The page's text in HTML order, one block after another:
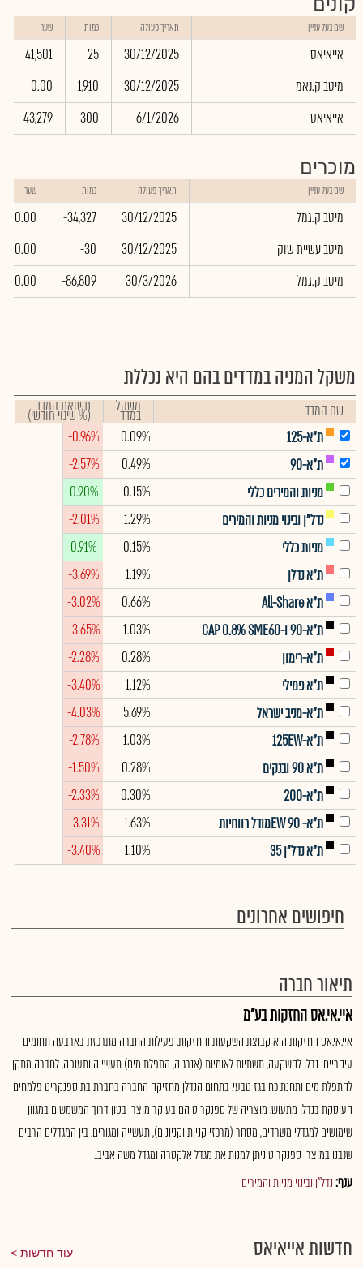
שם בעל עניין תאריך פעולה כמות שער
אייאיאס 30/12/2025
25
41,501
מיטב ק.נאמ
30/12/2025
1,910
0.00
אייאיאס
6/1/2026
300
43,279
מוכרים
שם בעל עניין תאריך פעולה כמות שער
מיטב ק.גמל 30/12/2025
-34,327
0.00
מיטב עשיית שוק
30/12/2025
-30
0.00
מיטב ק.גמל
30/3/2026
-86,809
0.00
משקל המניה במדדים בהם היא נכללת
שם המדד משקל
במדד תשואת המדד
(% שינוי חודשי)
ת"א-125
0.09%
-0.96%
ת"א-90
0.49%
-2.57%
מניות והמירים כללי
0.15%
0.90%
נדל"ן ובינוי מניות והמירים
1.29%
-2.01%
מניות כללי
0.15%
0.91%
ת"א נדלן
1.19%
-3.69%
ת"א All-Share
0.66%
-3.02%
ת"א-90 ו-CAP 0.8% SME60
1.03%
-3.65%
ת"א-רימון
0.28%
-2.28%
ת"א פמילי
1.12%
-3.40%
ת"א-מניב ישראל
5.69%
-4.03%
ת"א-125EW
1.03%
-2.78%
ת"א 90 ובנקים
0.28%
-1.50%
ת"א-200
0.30%
-2.33%
ת"א- EW 90מודל רווחיות
1.63%
-3.31%
ת"א נדל"ן 35
1.10%
-3.40%
חיפושים אחרונים
תיאור חברה
איי.אי.אס החזקות בע"מ
איי.אי.אס החזקות היא קבוצת השקעות והחזקות. פעילות החברה מתרכזת בארבעה תחומים
עיקריים: נדלן להשקעה, תשתיות לאומיות (אנרגיה, התפלת מים) תעשייה ותעופה. לחברה מתקן
להתפלת מים ותחנת כח בגז טבעי. בתחום הנדלן מחזיקה החברה בחברת בת ספנקריט פלמחים
העוסקת בנדלן מתעוש. מוצריה של ספנקריט הם בעיקר מוצרי בטון דרוך המשמשים במגוון
שימושים למגדלי משרדים, מסחר (מרכזי קניות וקניונים), תעשייה ומגורים. בין המגדלים הרבים
שנבנו במוצרי ספנקריט ניתן למנות את מגדל אלקטרה ומגדל משה אביב..
ענף:נדל"ן ובינוי מניות והמירים
חדשות אייאיאס עוד חדשות